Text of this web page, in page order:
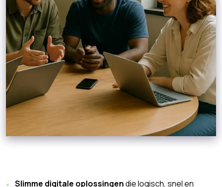
Slimme digitale oplossingendie logisch, snel en